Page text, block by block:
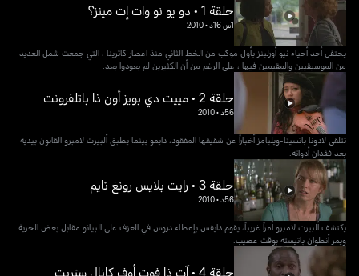
حلقة 1 • دو يو نو وات إت مينز؟
1س 16د •
2010
يحتفل أحد أحياء نيو أورلينز بأول موكب من الخط الثاني منذ اعصار كاترينا ، التي جمعت شمل العديد
من الموسيقيين والمقيمين فيها ، على الرغم من أن الكثيرين لم يعودوا بعد.
حلقة 2 • مييت دي بويز أون ذا باتلفرونت
56د •
2010
تتلقى لادونا باتسيتا-ويليامز أخباراً عن شقيقها المفقود، دايمو بينما يطبق ألبيرت لامبرو القانون بيديه
بعد فقدان أدواته.
حلقة 3 • رايت بلايس رونغ تايم
56د •
2010
يكتشف ألبيرت لامبرو أمراً غريباً، يقوم دايفس بإعطاء دروس في العزف على البيانو مقابل بعض الحرية
ويمر أنطوان باتيسته بوقت عصيب.
حلقة 4 • آت ذا فوت أوف كانال ستريت